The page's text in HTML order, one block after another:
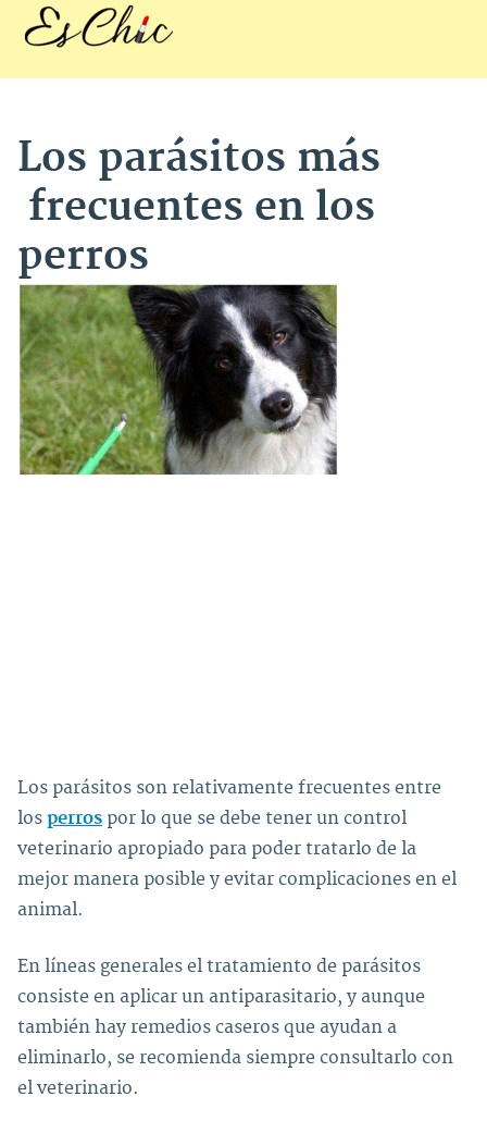
Los parásitos más
frecuentes en los
perros
Los parásitos son relativamente frecuentes entre
los perros por lo que se debe tener un control
veterinario apropiado para poder tratarlo de la
mejor manera posible y evitar complicaciones en el
animal.
En líneas generales el tratamiento de parásitos
consiste en aplicar un antiparasitario, y aunque
también hay remedios caseros que ayudan a
eliminarlo, se recomienda siempre consultarlo con
el veterinario.